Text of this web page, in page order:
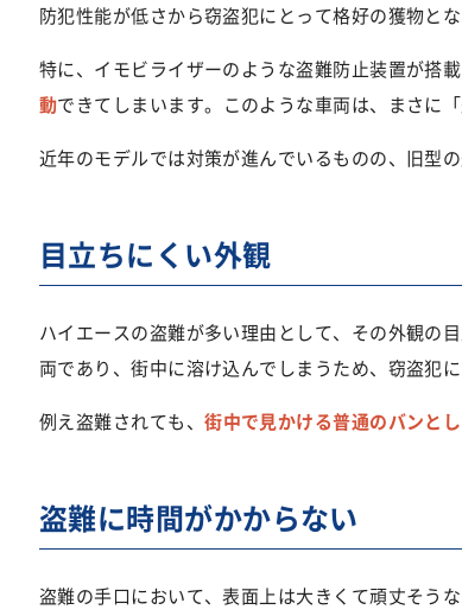
防犯性能が低さから窃盗犯にとって格好の獲物とな
特に、イモビライザーのような盗難防止装置が搭
動できてしまいます。このような車両は、まさに
近年のモデルでは対策が進んでいるものの、旧型
目立ちにくい外観
ハイエースの盗難が多い理由として、その外観の
両であり、街中に溶け込んでしまうため、窃盗犯
例え盗難されても、街中で見かける普通のバンと
盗難に時間がかからない
盗難の手口において、表面上は大きくて頑丈そう